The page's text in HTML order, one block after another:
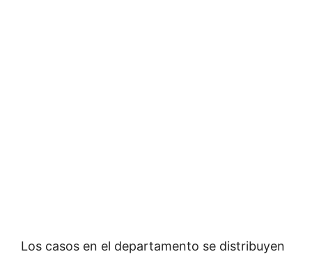
Los casos en el departamento se distribuyen